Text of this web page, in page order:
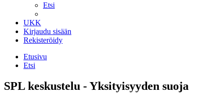
Etsi
UKK
Kirjaudu sisään
Rekisteröidy
Etusivu
Etsi
SPL keskustelu - Yksityisyyden suoja